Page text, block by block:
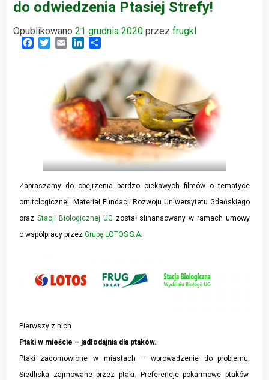
do odwiedzenia Ptasiej Strefy!
Opublikowano 21 grudnia 2020przez frugkl
Facebook
TwitterEmail LinkedIn
Zapraszamy do obejrzenia bardzo ciekawych filmów o tematyce
ornitologicznej. Materiał Fundacji Rozwoju Uniwersytetu Gdańskiego
oraz Stacji Biologicznej UG został sfinansowany w ramach umowy
o współpracy przez Grupę LOTOS S.A.
Pierwszy z nich
Ptaki w mieście – jadłodajnia dla ptaków.
Ptaki zadomowione w miastach – wprowadzenie do problemu.
Siedliska zajmowane przez ptaki. Preferencje pokarmowe ptaków.